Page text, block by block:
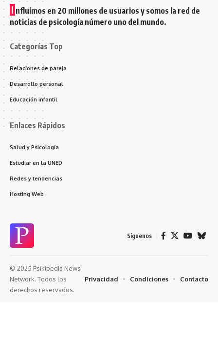
I nfluimos en 20 millones de usuarios y somos la red de
noticias de psicología número uno del mundo.
Categorías Top
Relaciones de pareja
Desarrollo personal
Educación infantil
Enlaces Rápidos
Salud y Psicología
Estudiar en la UNED
Redes y tendencias
Hosting Web
Síguenos
© 2025 Psikipedia News
Network. Todos los
derechos reservados.
Privacidad Condiciones Contacto